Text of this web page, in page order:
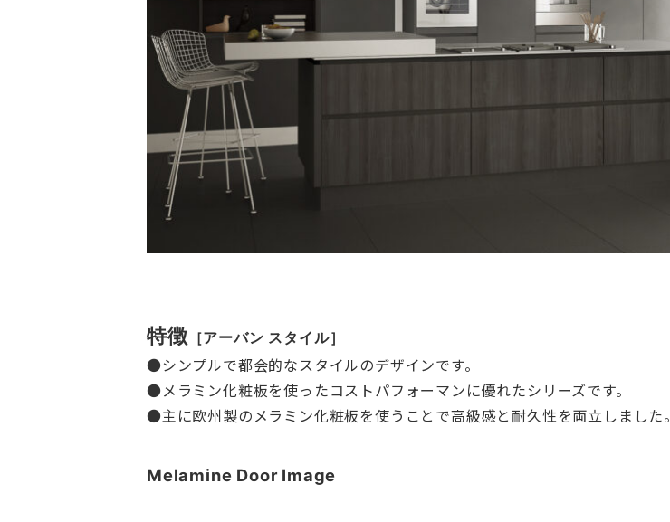
特徴 ［アーバン スタイル］
●シンプルで都会的なスタイルのデザインです。
●メラミン化粧板を使ったコストパフォーマンに優れたシリーズです。
●主に欧州製のメラミン化粧板を使うことで高級感と耐久性を両立しました。
Melamine Door Image